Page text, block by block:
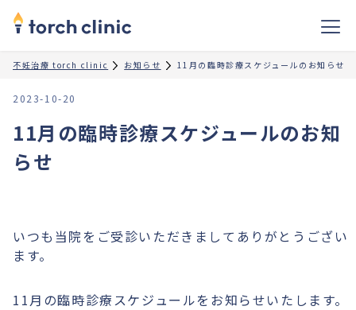
不妊治療 torch clinic お知らせ 11月の臨時診療スケジュールのお知らせ
2023-10-20
11月の臨時診療スケジュールのお知
らせ
いつも当院をご受診いただきましてありがとうござい
ます。
11月の臨時診療スケジュールをお知らせいたします。